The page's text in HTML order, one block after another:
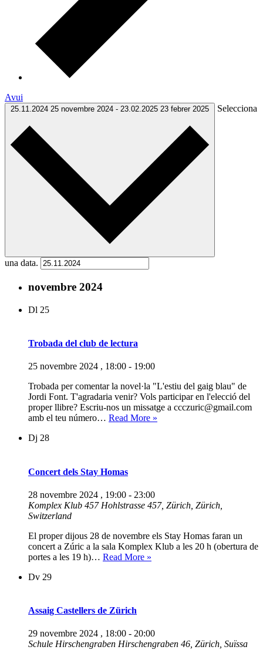
Avui
25.11.2024 25 novembre 2024 - 23.02.2025 23 febrer 2025 Selecciona
una data.
novembre 2024
Dl 25
Trobada del club de lectura
25 novembre 2024 , 18:00 - 19:00
Trobada per comentar la novel·la "L'estiu del gaig blau" de
Jordi Font. T'agradaria venir? Vols participar en l'elecció del
proper llibre? Escriu-nos un missatge a ccczuric@gmail.com
amb el teu número… Read More »
Dj 28
Concert dels Stay Homas
28 novembre 2024 , 19:00 - 23:00
Komplex Klub 457 Hohlstrasse 457, Zürich, Zürich,
Switzerland
El proper dijous 28 de novembre els Stay Homas faran un
concert a Zúric a la sala Komplex Klub a les 20 h (obertura de
portes a les 19 h)… Read More »
Dv 29
Assaig Castellers de Zürich
29 novembre 2024 , 18:00 - 20:00
Schule Hirschengraben Hirschengraben 46, Zürich, Suïssa